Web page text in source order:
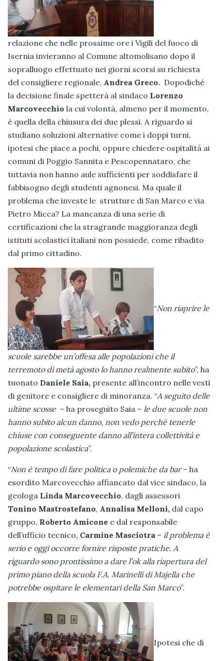
relazione che nelle prossime ore i Vigili del fuoco di
Isernia invieranno al Comune altomolisano dopo il
sopralluogo effettuato nei giorni scorsi su richiesta
del consigliere regionale, Andrea Greco. Dopodiché
la decisione finale spetterà al sindaco Lorenzo
Marcovecchio la cui volontà, almeno per il momento,
è quella della chiusura dei due plessi. A riguardo si
studiano soluzioni alternative come i doppi turni,
ipotesi che piace a pochi, oppure chiedere ospitalità ai
comuni di Poggio Sannita e Pescopennataro, che
tuttavia non hanno aule sufficienti per soddisfare il
fabbisogno degli studenti agnonesi. Ma quale il
problema che investe le strutture di San Marco e via
Pietro Micca? La mancanza di una serie di
certificazioni che la stragrande maggioranza degli
istituti scolastici italiani non possiede, come ribadito
dal primo cittadino.
“Non riaprire le
scuole sarebbe un’offesa alle popolazioni che il
terremoto di metà agosto lo hanno realmente subito”, ha
tuonato Daniele Saia, presente all’incontro nelle vesti
di genitore e consigliere di minoranza. “A seguito delle
ultime scosse– ha proseguito Saia – le due scuole non
hanno subito alcun danno, non vedo perché tenerle
chiuse con conseguente danno all’intera collettività e
popolazione scolastica”.
“Non è tempo di fare politica o polemiche da bar– ha
esordito Marcovecchio affiancato dal vice sindaco, la
geologa Linda Marcovecchio, dagli assessori
Tonino Mastrostefano, Annalisa Melloni, dal capo
gruppo, Roberto Amicone e dal responsabile
dell’ufficio tecnico, Carmine Masciotra – il problema è
serio e oggi occorre fornire risposte pratiche. A
riguardo sono prontissimo a dare l’ok alla riapertura del
primo piano della scuola F.A. Marinelli di Majella che
potrebbe ospitare le elementari della San Marco”.
Ipotesi che di